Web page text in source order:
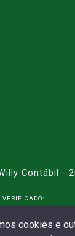
Contábil -
VERIFICADO:
cookies e